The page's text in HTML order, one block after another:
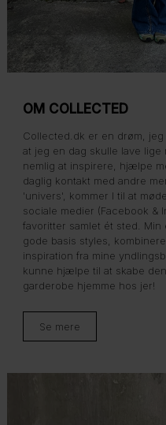
OM COLLECTED
Collected.dk er en drøm,
at jeg en dag skulle lave
nemlig at inspirere, hjælpe
daglig kontakt med andre
'univers', kommer I til at
sociale medier (Facebook &
favoritter samlet ét sted.
gode basis styles,
inspiration fra mine
kunne hjælpe til at skabe
garderobe hjemme hos jer!
Se mere